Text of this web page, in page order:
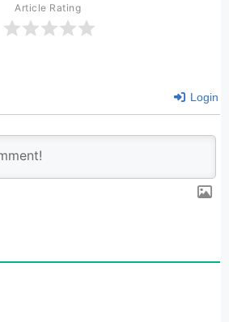
Article Rating
Login